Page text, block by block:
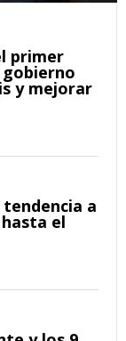
primer
gobierno
y mejorar
a
el